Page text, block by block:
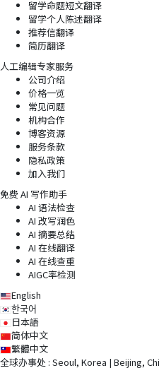
留学命题短文翻译
留学个人陈述翻译
推荐信翻译
简历翻译
人工编辑专家服务
公司介绍
价格一览
常见问题
机构合作
博客资源
服务条款
隐私政策
加入我们
免费 AI 写作助手
AI 语法检查
AI 改写润色
AI 摘要总结
AI 在线翻译
AI 在线查重
AIGC率检测
English
한국어
日本語
简体中文
繁體中文
全球办事处 : Seoul, Korea | Beijing,